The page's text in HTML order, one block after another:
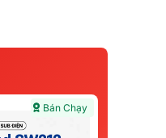
Bán Chạy